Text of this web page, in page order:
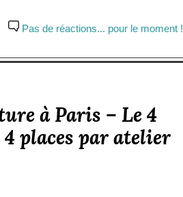
Pas de réactions... pour le moment !
à Paris – Le 4
places par atelier